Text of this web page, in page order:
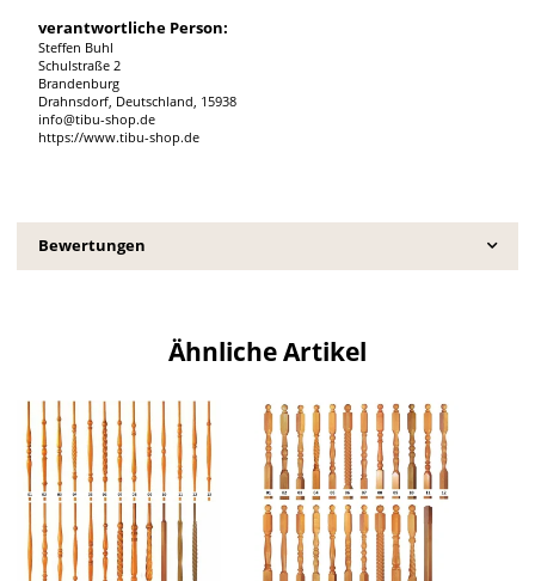
verantwortliche Person:
Steffen Buhl
Schulstraße 2
Brandenburg
Drahnsdorf, Deutschland, 15938
info@tibu-shop.de
https://www.tibu-shop.de
Bewertungen
Ähnliche Artikel